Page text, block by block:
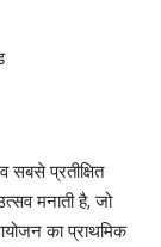
प्रतीक्षित
मनाती है, जो
का प्राथमिक